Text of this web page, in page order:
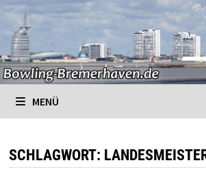
Zurück
zum
Inhalt
MENÜ
SCHLAGWORT: